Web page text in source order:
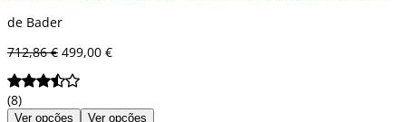
de Bader
712,86 € 499,00 €
(8)
Ver opções Ver opções